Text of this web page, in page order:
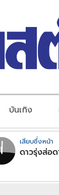
บันเทิง
เสียบซึ่งหน้า
ดาวรุ่งส่อด